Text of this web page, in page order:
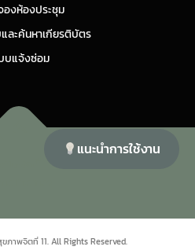
องห้องประชุม
ละค้นหาเกียรติบัตร
บแจ้งซ่อม
าพจิตที่ 11. All Rights Reserved.
แนะนำการใช้งาน